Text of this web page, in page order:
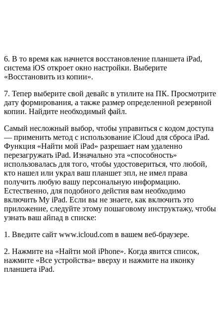
6. В то время как начнется восстановление планшета iPad,
система iOS откроет окно настройки. Выберите
«Восстановить из копии».
7. Тепер выберите свой девайс в утилите на ПК. Просмотрите
дату формирования, а также размер определенной резервной
копии. Найдите необходимый файл.
Самый несложный выбор, чтобы управиться с кодом доступа
— применить метод с использование iCloud для сброса iPad.
Функция «Найти мой iPad» разрешает нам удаленно
перезагружать iPad. Изначально эта «способность»
использовалась для того, чтобы удостовериться, что любой,
кто нашел или украл ваш планшет эпл, не имел права
получить любую вашу персональную информацию.
Естественно, для подобного дейстия вам необходимо
включить My iPad. Если вы не знаете, как включить это
приложение, следуйте этому пошаговому инструктажу, чтобы
узнать ваш айпад в списке:
1. Введите сайт www.icloud.com в вашем веб-браузере.
2. Нажмите на «Найти мой iPhone». Когда явится список,
нажмите «Все устройства» вверху и нажмите на иконку
планшета iPad.